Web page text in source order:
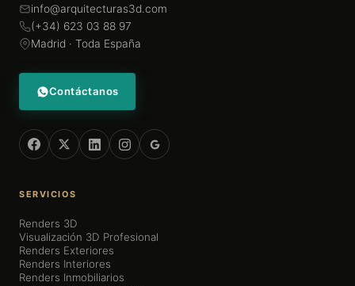
info@arquitecturas3d.com
(+34) 623 03 88 97
Madrid · Toda España
Contáctanos
SERVICIOS
Renders 3D
Visualización 3D Profesional
Renders Exteriores
Renders Interiores
Renders Inmobiliarios